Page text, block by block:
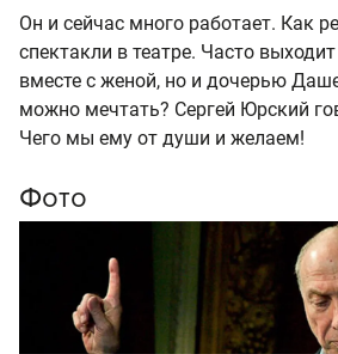
Он и сейчас много работает. Как
спектакли в театре. Часто
вместе с женой, но и дочерью
можно мечтать? Сергей Юрский
Чего мы ему от души и желаем!
Фото